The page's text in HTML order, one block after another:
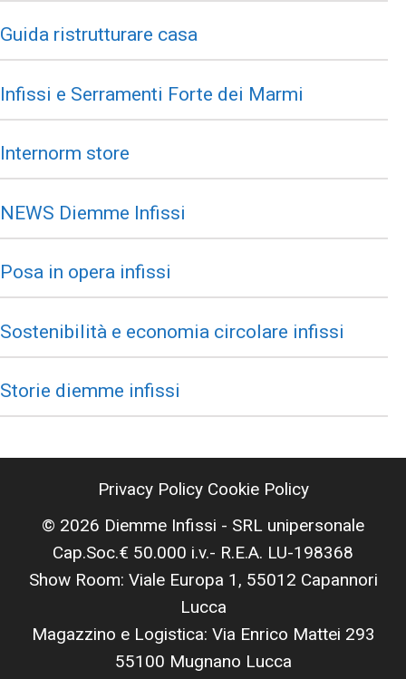
Guida ristrutturare casa
Infissi e Serramenti Forte dei Marmi
Internorm store
NEWS Diemme Infissi
Posa in opera infissi
Sostenibilità e economia circolare infissi
Storie diemme infissi
Privacy Policy Cookie Policy
© 2026 Diemme Infissi - SRL unipersonale
Cap.Soc.€ 50.000 i.v.- R.E.A. LU-198368
Show Room: Viale Europa 1, 55012 Capannori
Lucca
Magazzino e Logistica: Via Enrico Mattei 293
55100 Mugnano Lucca